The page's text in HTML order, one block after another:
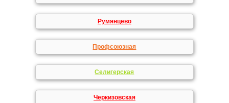
Румянцево
Профсоюзная
Селигерская
Черкизовская